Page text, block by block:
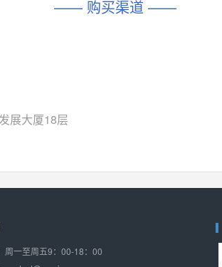
相似度 44%
相同功能
—— 购买渠道 ——
展大厦18层
周一至周五9：00-18：00